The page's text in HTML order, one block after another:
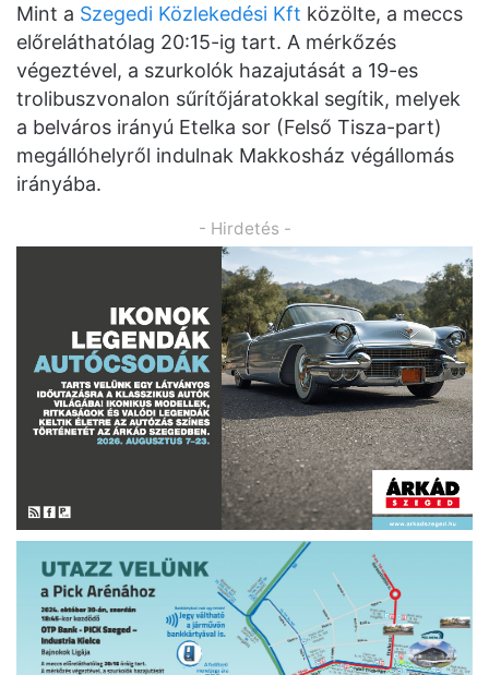
Mint a Szegedi Közlekedési Kft közölte, a meccs
előreláthatólag 20:15-ig tart. A mérkőzés
végeztével, a szurkolók hazajutását a 19-es
trolibuszvonalon sűrítőjáratokkal segítik, melyek
a belváros irányú Etelka sor (Felső Tisza-part)
megállóhelyről indulnak Makkosház végállomás
irányába.
- Hirdetés -